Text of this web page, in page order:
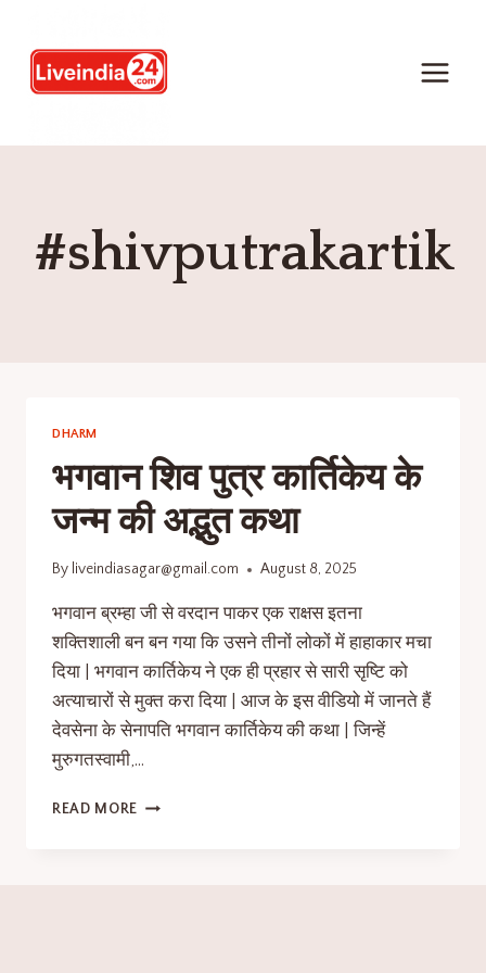
#shivputrakartik
DHARM
भगवान शिव पुत्र कार्तिकेय के
जन्म की अद्भुत कथा
By liveindiasagar@gmail.com August 8, 2025
भगवान ब्रम्हा जी से वरदान पाकर एक राक्षस इतना
शक्तिशाली बन बन गया कि उसने तीनों लोकों में हाहाकार मचा
दिया | भगवान कार्तिकेय ने एक ही प्रहार से सारी सृष्टि को
अत्याचारों से मुक्त करा दिया | आज के इस वीडियो में जानते हैं
देवसेना के सेनापति भगवान कार्तिकेय की कथा | जिन्हें
मुरुगतस्वामी,…
READ MORE